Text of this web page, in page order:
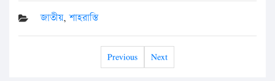
জাতীয়,শাহরাস্তি
Previous Next